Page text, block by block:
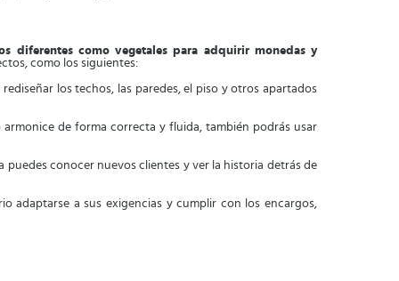
diferentes como vegetales para adquirir monedas y
como los siguientes:
los techos, las paredes, el piso y otros apartados
armonice de forma correcta y fluida, también podrás usar
puedes conocer nuevos clientes y ver la historia detrás de
adaptarse a sus exigencias y cumplir con los encargos,